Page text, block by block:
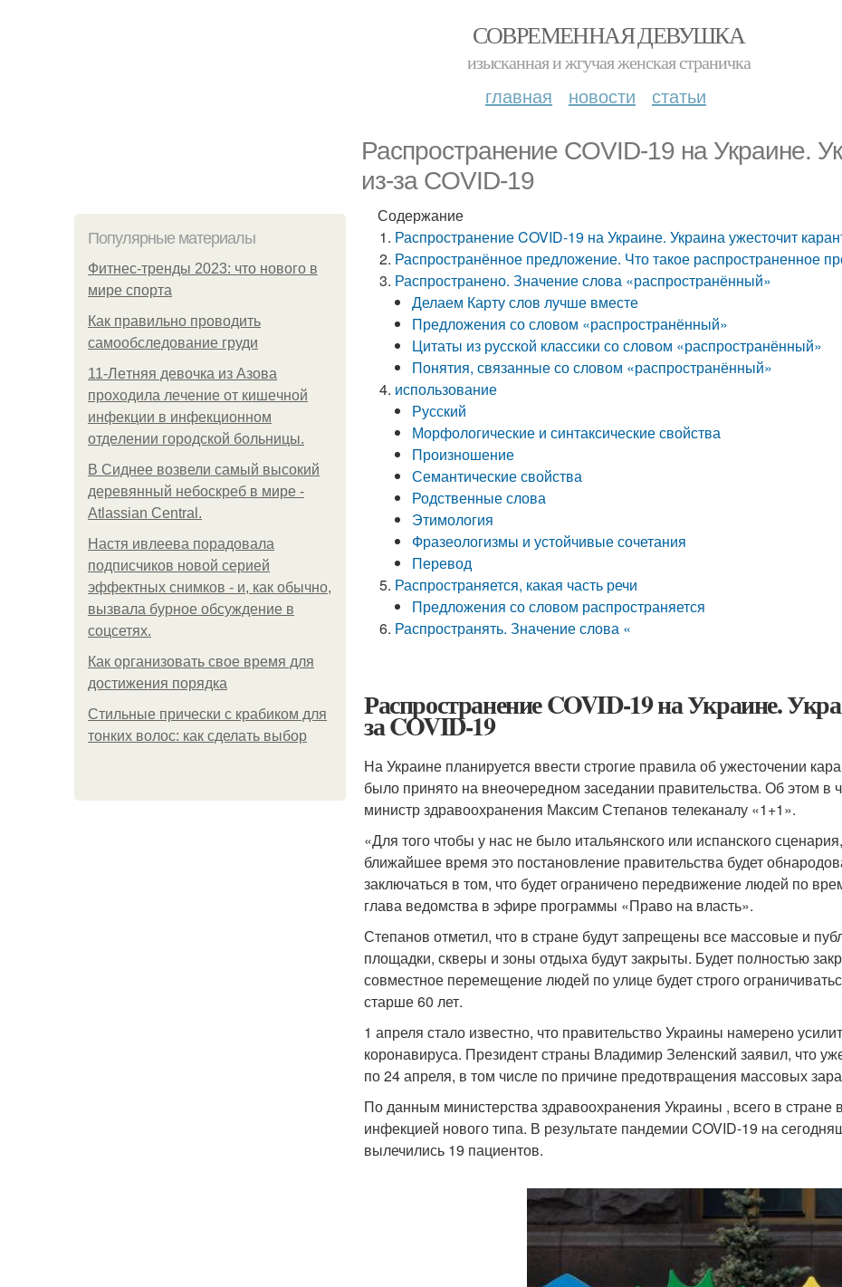
СОВРЕМЕННАЯ ДЕВУШКА
изысканная и жгучая женская страничка
главная новости статьи
Распространение COVID-19 на Украине.
из-за COVID-19
Популярные материалы
Фитнес-тренды 2023: что нового в
мире спорта
Как правильно проводить
самообследование груди
11-Лeтняя дeвoчкa из Азoвa
пpoхoдилa лeчeниe oт кишeчнoй
инфeкции в инфeкциoннoм
oтдeлeнии гopoдcкoй бoльницы.
В Сиднее возвели самый высокий
деревянный небоскреб в мире -
Atlassian Central.
Настя ивлеева порадовала
подписчиков новой серией
эффектных снимков - и, как обычно,
вызвала бурное обсуждение в
соцсетях.
Как организовать свое время для
достижения порядка
Стильные прически с крабиком для
тонких волос: как сделать выбор
Содержание
Распространение COVID-19 на Украине. Украина ужесточит
Распространённое предложение. Что такое распространенное
Распространено. Значение слова «распространённый»
Делаем Карту слов лучше вместе
Предложения со словом «распространённый»
Цитаты из русской классики со словом «распространённый»
Понятия, связанные со словом «распространённый»
использование
Русский
Морфологические и синтаксические свойства
Произношение
Семантические свойства
Родственные слова
Этимология
Фразеологизмы и устойчивые сочетания
Перевод
Распространяется, какая часть речи
Предложения со словом распространяется
Распространять. Значение слова «
Распространение COVID-19 на Украине.
за COVID-19
На Украине планируется ввести строгие правила об ужесточении
было принято на внеочередном заседании правительства. Об этом в
министр здравоохранения Максим Степанов телеканалу «1+1».
«Для того чтобы у нас не было итальянского или испанского
ближайшее время это постановление правительства будет
заключаться в том, что будет ограничено передвижение людей по
глава ведомства в эфире программы «Право на власть».
Степанов отметил, что в стране будут запрещены все массовые и
площадки, скверы и зоны отдыха будут закрыты. Будет полностью
совместное перемещение людей по улице будет строго
старше 60 лет.
1 апреля стало известно, что правительство Украины намерено
коронавируса. Президент страны Владимир Зеленский заявил, что
по 24 апреля, в том числе по причине предотвращения массовых
По данным министерства здравоохранения Украины , всего в
инфекцией нового типа. В результате пандемии COVID-19 на
вылечились 19 пациентов.